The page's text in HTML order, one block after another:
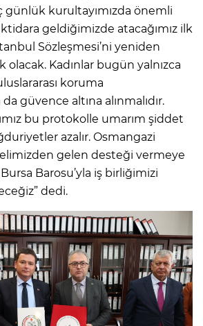
günlük kurultayımızda önemli
geldiğimizde atacağımız ilk
Sözleşmesi’ni yeniden
Kadınlar bugün yalnızca
koruma
güvence altına alınmalıdır.
bu protokolle umarım şiddet
azalır. Osmangazi
gelen desteği vermeye
Barosu’yla iş birliğimizi
dedi.